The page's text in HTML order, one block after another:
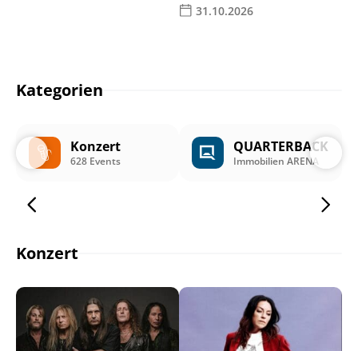
31.10.2026
Kategorien
Konzert
628 Events
QUARTERBACK
Immobilien ARENA
Konzert